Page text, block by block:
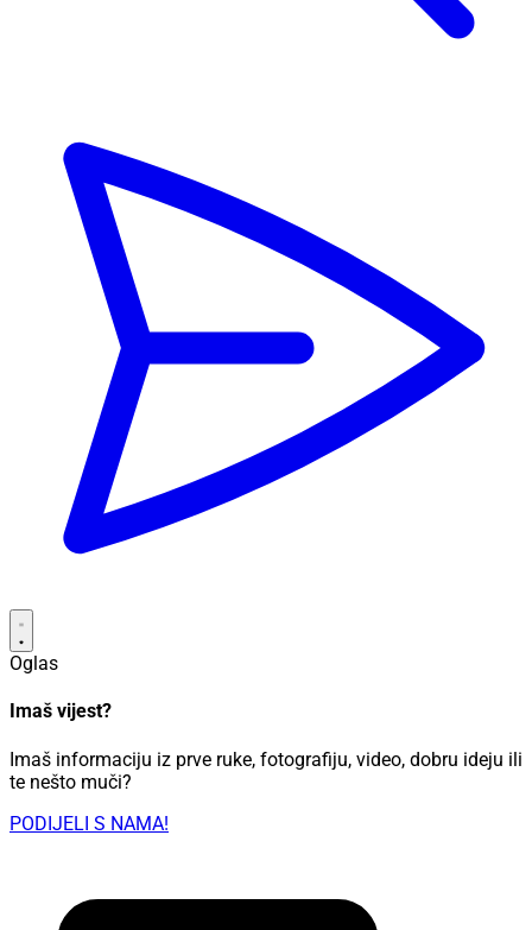
Oglas
Imaš vijest?
Imaš informaciju iz prve ruke, fotografiju, video, dobru ideju ili
te nešto muči?
PODIJELI S NAMA!